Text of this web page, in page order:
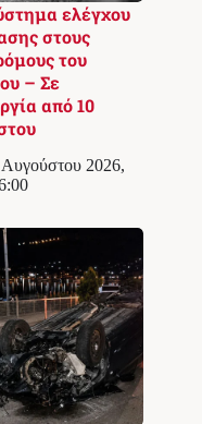
ελέγχου
στους
του
– Σε
από 10
Αυγούστου 2026,